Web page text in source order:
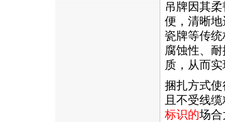
吊牌因其
便，清晰
瓷牌等传
腐蚀性、
质，从而
捆扎方式
且不受线
标识的场